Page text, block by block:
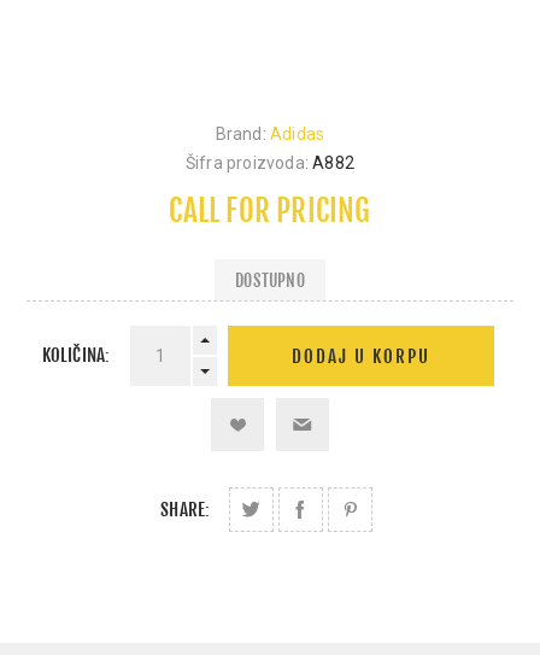
Brand: Adidas
Šifra proizvoda: A882
CALL FOR PRICING
DOSTUPNO
KOLIČINA:
SHARE: